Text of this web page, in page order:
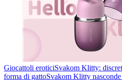
Giocattoli eroticiSvakom Klitty:
forma di gattoSvakom Klitty